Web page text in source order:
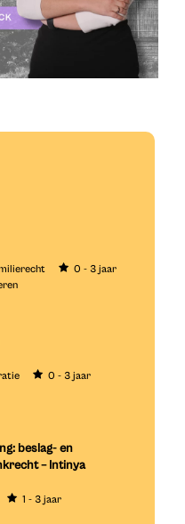
0 - 3 jaar
0 - 3 jaar
beslag- en
– Intinya
1 - 3 jaar